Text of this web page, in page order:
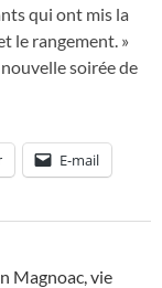
qui ont mis la
le rangement. »
soirée de
E-mail
Magnoac,vie